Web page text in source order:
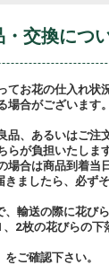
・交換につ
お花の仕入れ状
場合がございます
、あるいはご注
らが負担いたします
合は商品到着当
ましたら、必ず
輸送の際に花び
2枚の花びらの下
ご確認下さい。